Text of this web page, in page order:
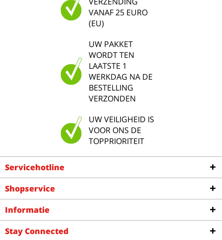
VANAF 25 EURO
(EU)
UW PAKKET
WORDT TEN
LAATSTE 1
WERKDAG NA DE
BESTELLING
VERZONDEN
UW VEILIGHEID IS
VOOR ONS DE
TOPPRIORITEIT
Servicehotline
Shopservice
Informatie
Stay Connected